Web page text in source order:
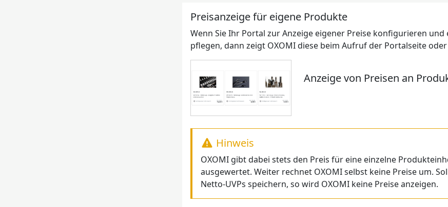
Preisanzeige für eigene Produkte
Wenn Sie Ihr Portal zur Anzeige eigener Preise konfigurieren
pflegen, dann zeigt OXOMI diese beim Aufruf der Portalseite
Anzeige von Preisen an
Hinweis
OXOMI gibt dabei stets den Preis für eine einzelne
ausgewertet. Weiter rechnet OXOMI selbst keine Preise um.
Netto-UVPs speichern, so wird OXOMI keine Preise anzeigen.